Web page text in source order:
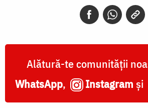
Alătură-te comunității
WhatsApp, Instagram și